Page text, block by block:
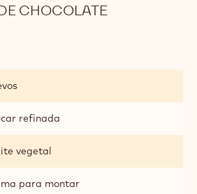
CHOCOLATE
refinada
vegetal
para montar